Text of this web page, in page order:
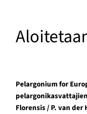
Pelargonium for
Florensis / P. van